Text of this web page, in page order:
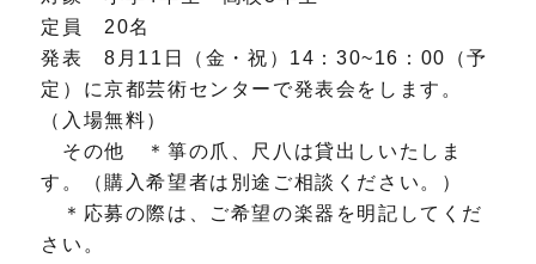
定員 20名
発表 8月11日（金・祝）14：30~16：00（予
定）に京都芸術センターで発表会をします。
（入場無料）
その他 ＊箏の爪、尺八は貸出しいたしま
す。（購入希望者は別途ご相談ください。）
＊応募の際は、ご希望の楽器を明記してくだ
さい。